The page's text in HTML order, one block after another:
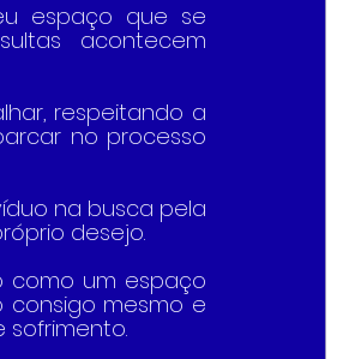
espaço que se
acontecem
respeitando a
no processo
na busca pela
desejo.
como um espaço
consigo mesmo e